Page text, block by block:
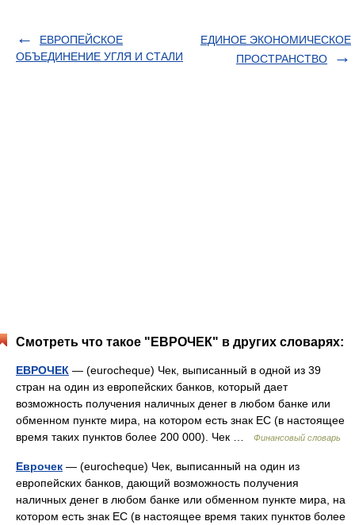
ЕВРОПЕЙСКОЕ
ОБЪЕДИНЕНИЕ УГЛЯ И СТАЛИ
ЕДИНОЕ ЭКОНОМИЧЕСКОЕ
ПРОСТРАНСТВО
Смотреть что такое "ЕВРОЧЕК" в других словарях:
ЕВРОЧЕК — (eurocheque) Чек, выписанный в одной из 39
стран на один из европейских банков, который дает
возможность получения наличных денег в любом банке или
обменном пункте мира, на котором есть знак ЕС (в настоящее
время таких пунктов более 200 000). Чек …
Финансовый словарь
Еврочек — (eurocheque) Чек, выписанный на один из
европейских банков, дающий возможность получения
наличных денег в любом банке или обменном пункте мира, на
котором есть знак ЕС (в настоящее время таких пунктов более